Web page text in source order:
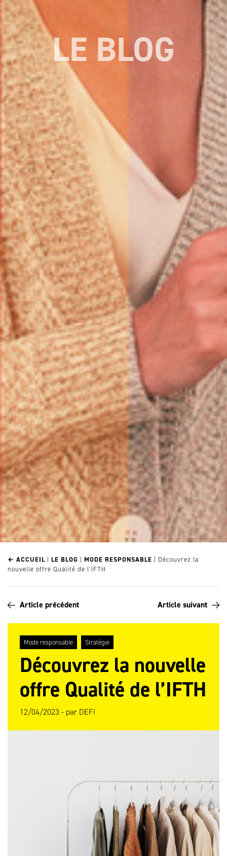
LE BLOG
← ACCUEIL | LE BLOG | MODE RESPONSABLE | Découvrez la
nouvelle offre Qualité de l’IFTH
Article précédent Article suivant
Mode responsable Stratégie
Découvrez la nouvelle
offre Qualité de l’IFTH
12/04/2023 - par DEFI